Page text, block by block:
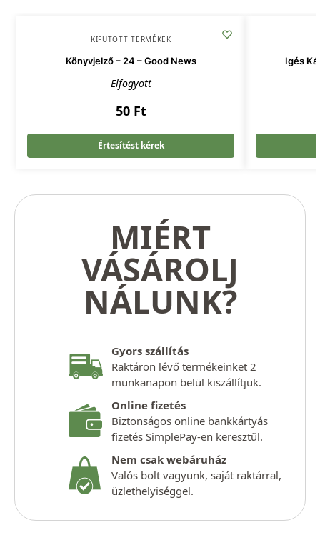
KIFUTOTT TERMÉKEK
Könyvjelző – 24 – Good News
Elfogyott
50 Ft
Értesítést kérek
Igés
MIÉRT
VÁSÁROLJ
NÁLUNK?
Gyors szállítás
Raktáron lévő termékeinket 2
munkanapon belül kiszállítjuk.
Online fizetés
Biztonságos online bankkártyás
fizetés SimplePay-en keresztül.
Nem csak webáruház
Valós bolt vagyunk, saját raktárral,
üzlethelyiséggel.